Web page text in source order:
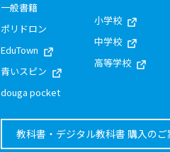
一般書籍
ポリドロン
EduTown
青いスピン
douga pocket
小学校
中学校
高等学校
教科書・デジタル教科書 購入のご